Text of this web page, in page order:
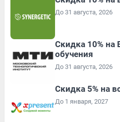
До 31 августа, 2026
Скидка 10% на
обучения
До 31 августа, 2026
Скидка 5% на
До 1 января, 2027